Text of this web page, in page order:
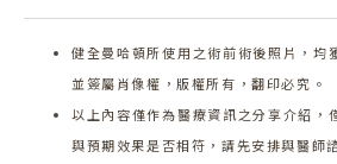
健全曼哈頓所使用之術前術後照片，均
並簽屬肖像權，版權所有，翻印必究。
以上內容僅作為醫療資訊之分享介紹，
與預期效果是否相符，請先安排與醫師